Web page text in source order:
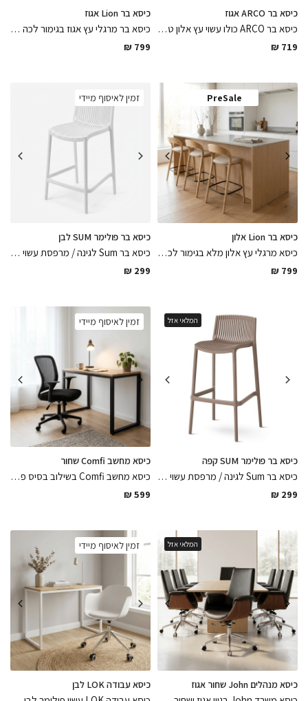
כיסא בר ARCO אגוז
כיסא בר ARCO כולו עשוי עץ אלון טבעי בגימור לכה אפוקסי מט בשילוב מאחז רגל ניקל ומושב בירץ עץ קל ופרקטי לניקיון ונח לישיבה
₪ 719
כיסא בר Lion אגוז
כיסא בר מרגלי עץ אגוז בגימור לכה אפוקסי מט בשילוב מושב דמוי עור בגוון קפה ומאחז רגל עשוי מתכת בצבע שחור מט, כיסא קל ופרקטי לניקיון לשדרוג מושלם של הבר
₪ 799
PreSale
כיסא בר Lion אלון
כיסא מרגלי עץ אלון מלא בגימור לכה אפוקסי מט בשילוב מושב דמוי עור בגוון קפה ומאחז רגל עשוי מתכת בצבע שחור מט, הכיסא המושלם לשדרוג הבר
₪ 799
זמין לאיסוף מיידי
כיסא בר פולימר SUM לבן
כיסא בר Sum לגינה / מרפסת עשוי פולימר בגוון לבן מט רב שימושי מיועד לפנים וחוץ ועמיד במיוחד, כיסא שידרג את החלל
₪ 299
המלאי אזל
כיסא בר פולימר SUM קפה
כיסא בר Sum לגינה / מרפסת עשוי פולימר בגוון לבן מט רב שימושי מיועד לפנים וחוץ ועמיד במיוחד, הפיס שישדרג את הבר באלגנטיות
₪ 299
זמין לאיסוף מיידי
כיסא מחשב Comfi שחור
כיסא מחשב Comfi בשילוב בסיס פולימר שחור ומושב בד שחור מט נח לישיבה ממושכת ופרקטי לניקיון בשילוב גלגלים מותאמים לפרקט
₪ 599
המלאי אזל
כיסא מנהלים John שחור אגוז
זמין לאיסוף מיידי
כיסא עבודה LOK לבן